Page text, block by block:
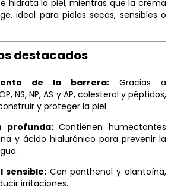
hidrata la piel, mientras que la crema
ideal para pieles secas, sensibles o
destacados
de la barrera: Gracias a
NS, NP, AS y AP, colesterol y péptidos,
y proteger la piel.
profunda:Contienen humectantes
y ácido hialurónico para prevenir la
sensible:Con panthenol y alantoína,
irritaciones.